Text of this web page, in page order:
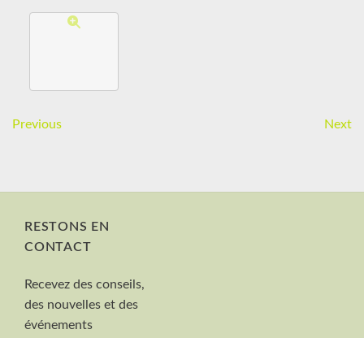
Previous Next
RESTONS EN
CONTACT
Recevez des conseils,
des nouvelles et des
événements